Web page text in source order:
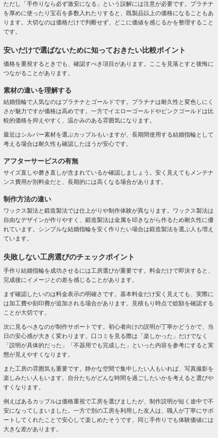
ただし「手作りなら必ず激安になる」という誤解には注意が必要です。プラチナ
を厚めに使ったり宝石を多数入れたりすると、既製品以上の価格になることもあ
ります。大切なのは価格だけで判断せず、どこに価値を感じるかを整理すること
です。
安いだけで選ばないために知っておきたい比較ポイント
価格を重視するときでも、確認すべき項目があります。ここを見落とすと後悔に
つながることがあります。
素材の違いを理解する
結婚指輪で人気なのはプラチナとゴールドです。プラチナは耐久性と変色しにく
さが魅力ですが価格は高めです。一方でイエローゴールドやピンクゴールドは比
較的価格を抑えやすく、温かみのある雰囲気になります。
最近はシルバー素材を選ぶカップルもいますが、長期間使用する結婚指輪として
考える場合は耐久性も確認したほうが安心です。
アフターサービスの有無
サイズ直しや磨き直しが含まれているか確認しましょう。安く見えてもメンテナ
ンス費用が別料金だと、長期的には高くなる場合があります。
制作方法の違い
ワックス製法と鍛造製法では仕上がりや制作体験が異なります。ワックス製法は
自由なデザインが作りやすく、鍛造製法は金属を叩きながら作るため耐久性に優
れています。シンプルな結婚指輪を安く作りたい場合は鍛造製法を選ぶ人も増え
ています。
失敗しない工房選びのチェックポイント
手作り結婚指輪を成功させるには工房選びが重要です。料金だけで即決すると、
完成後にイメージとの差を感じることがあります。
まず確認したいのは料金表示の明確さです。基本料金だけ安く見えても、実際に
は加工費や刻印費が追加される場合があります。見積もり時点で総額を確認する
ことが大切です。
次に見るべきなのが制作サポートです。初心者向けの説明が丁寧かどうかで、当
日の安心感が大きく変わります。口コミを見る際は「楽しかった」だけでなく
「説明が具体的だった」「不器用でも完成した」といった内容を参考にすると実
態が見えやすくなります。
また工房の雰囲気も重要です。静かな空間で集中したい人もいれば、写真撮影を
楽しみたい人もいます。自分たちがどんな時間を過ごしたいかを考えると選びや
すくなります。
例えばあるカップルは価格重視で工房を選びましたが、制作説明が短く途中で不
安になってしまいました。一方で別の工房を利用した友人は、職人が丁寧にサポ
ートしてくれたことで安心して楽しめたそうです。同じ手作りでも体験価値には
大きな差があります。